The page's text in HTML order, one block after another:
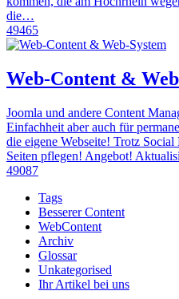
die…
49465
Web-Content &
Joomla und andere Content
Einfachheit aber auch für
die eigene Webseite! Trotz
Seiten pflegen! Angebot!
49087
Tags
Besserer Content
WebContent
Archiv
Glossar
Unkategorised
Ihr Artikel bei uns